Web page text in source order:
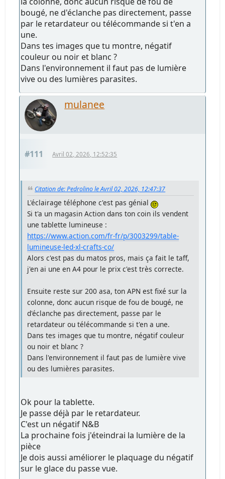
bougé, ne d'éclanche pas directement, passe
par le retardateur ou télécommande si t'en a
une.
Dans tes images que tu montre, négatif
couleur ou noir et blanc ?
Dans l'environnement il faut pas de lumière
vive ou des lumières parasites.
mulanee
#111 Avril 02, 2026, 12:52:35
Citation de: Pedrolino le Avril 02, 2026, 12:47:37
L'éclairage téléphone c'est pas génial
Si t'a un magasin Action dans ton coin ils vendent
une tablette lumineuse :
https://www.action.com/fr-fr/p/3003299/table-
lumineuse-led-xl-crafts-co/
Alors c'est pas du matos pros, mais ça fait le taff,
j'en ai une en A4 pour le prix c'est très correcte.
Ensuite reste sur 200 asa, ton APN est fixé sur la
colonne, donc aucun risque de fou de bougé, ne
d'éclanche pas directement, passe par le
retardateur ou télécommande si t'en a une.
Dans tes images que tu montre, négatif couleur
ou noir et blanc ?
Dans l'environnement il faut pas de lumière vive
ou des lumières parasites.
Ok pour la tablette.
Je passe déjà par le retardateur.
C'est un négatif N&B
La prochaine fois j'éteindrai la lumière de la
pièce
Je dois aussi améliorer le plaquage du négatif
sur le glace du passe vue.